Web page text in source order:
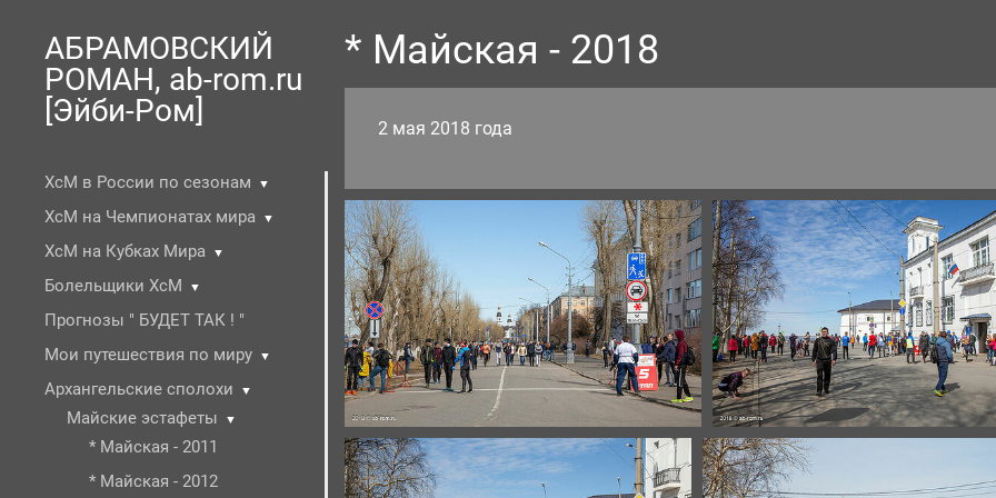
АБРАМОВСКИЙ
РОМАН, ab-rom.ru
[Эйби-Ром]
ХсМ в России по сезонам ▼
ХсМ на Чемпионатах мира ▼
ХсМ на Кубках Мира ▼
Болельщики ХсМ ▼
Прогнозы " БУДЕТ ТАК ! "
Мои путешествия по миру
▼
Архангельские сполохи ▼
Майские эстафеты ▼
* Майская - 2011
* Майская - 2012
* Майская - 2018
2 мая 2018 года